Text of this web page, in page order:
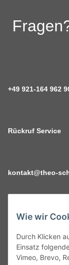
Wie wir
Durch Klicken
Einsatz
Vimeo, Brevo,
+49 921-164 962
Rückruf Service
kontakt@theo-
Service